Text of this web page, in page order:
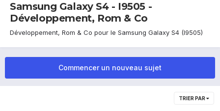
Samsung Galaxy S4 - I9505 -
Développement, Rom & Co
Développement, Rom & Co pour le Samsung Galaxy S4 (I9505)
Commencer un nouveau sujet
TRIER PAR